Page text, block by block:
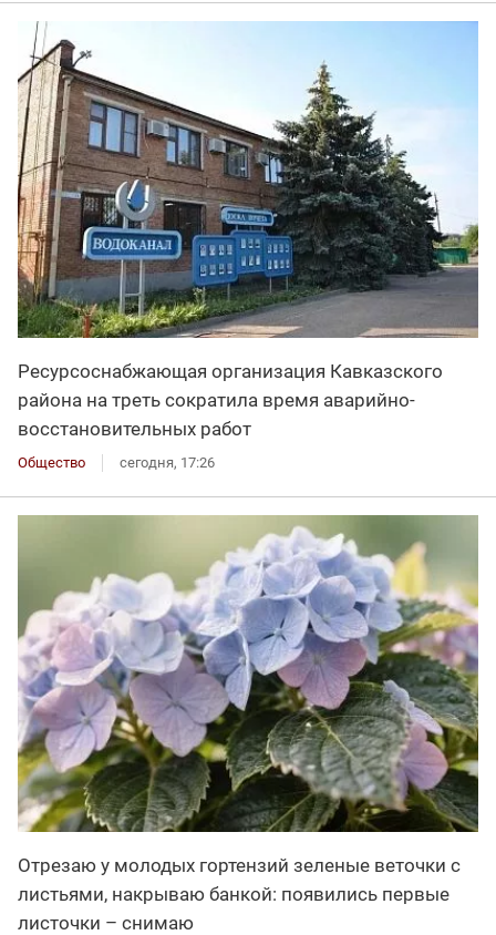
Ресурсоснабжающая организация Кавказского
района на треть сократила время аварийно-
восстановительных работ
Общество сегодня, 17:26
Отрезаю у молодых гортензий зеленые веточки с
листьями, накрываю банкой: появились первые
листочки – снимаю